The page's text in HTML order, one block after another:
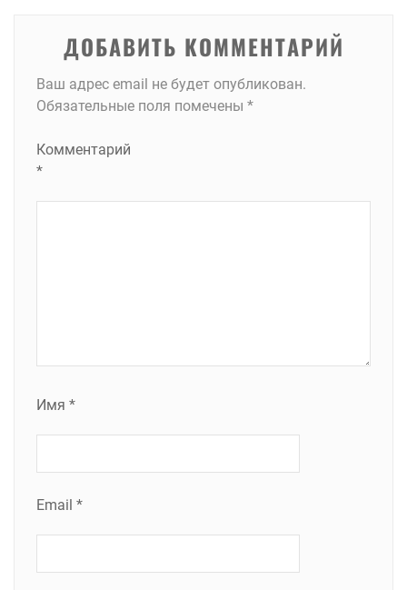
ДОБАВИТЬ КОММЕНТАРИЙ
Ваш адрес email не будет опубликован.
Обязательные поля помечены *
Комментарий
*
Имя *
Email *